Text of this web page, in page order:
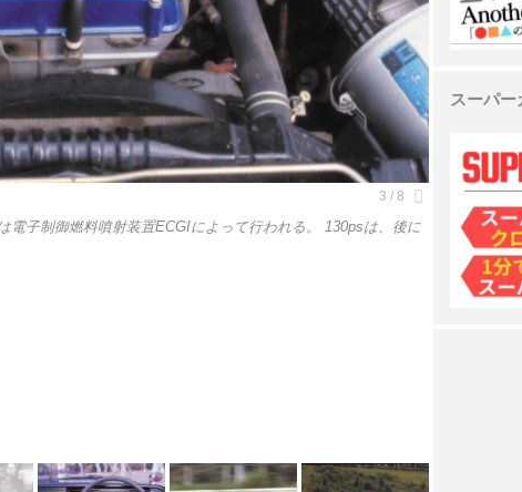
電子制御燃料噴射装置ECGIによって行われる。 130psは、後に
スーパー